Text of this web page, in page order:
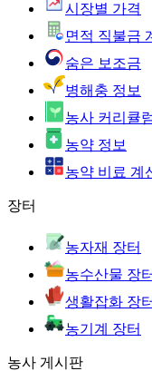
시장별 가격
면적 직불금
숨은 보조금
병해충 정보
농사 커리큘
농약 정보
농약 비료 계
장터
농자재 장터
농수산물 장터
생활잡화 장터
농기계 장터
농사 게시판